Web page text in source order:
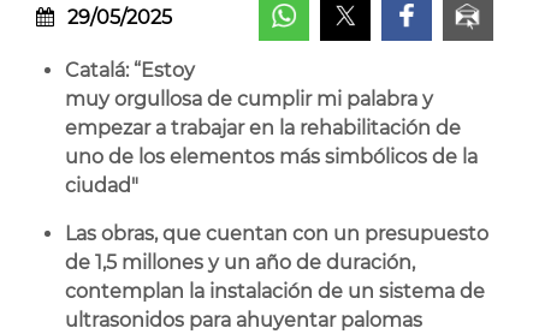
29/05/2025
Catalá: “Estoy
muy orgullosa de cumplir mi palabra y
empezar a trabajar en la rehabilitación de
uno de los elementos más simbólicos de la
ciudad"
Las obras, que cuentan con un presupuesto
de 1,5 millones y un año de duración,
contemplan la instalación de un sistema de
ultrasonidos para ahuyentar palomas